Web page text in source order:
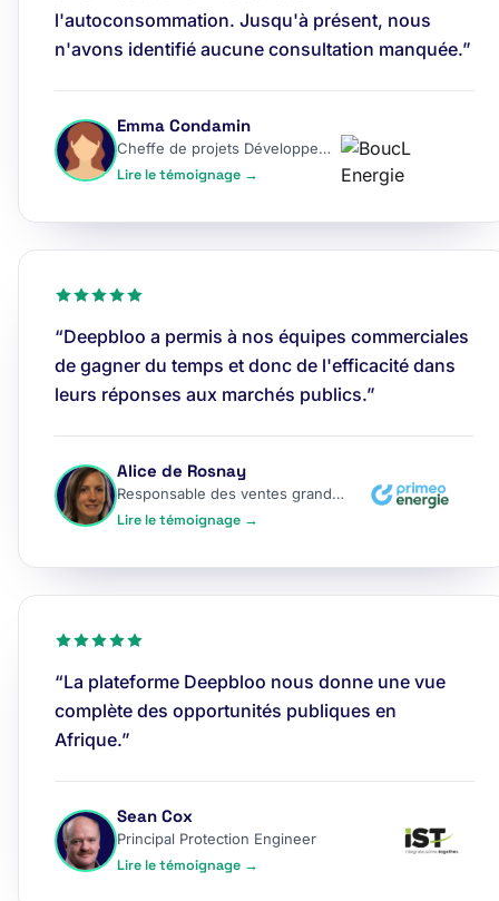
l'autoconsommation. Jusqu'à présent, nous
n'avons identifié aucune consultation manquée.”
Emma Condamin
Cheffe de projets Développement
Lire le témoignage →
“Deepbloo a permis à nos équipes commerciales
de gagner du temps et donc de l'efficacité dans
leurs réponses aux marchés publics.”
Alice de Rosnay
Responsable des ventes grands comptes
Lire le témoignage →
“La plateforme Deepbloo nous donne une vue
complète des opportunités publiques en
Afrique.”
Sean Cox
Principal Protection Engineer
Lire le témoignage →